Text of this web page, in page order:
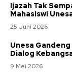
Ijazah Tak
Mahasiswi
25 Juni 2026
Unesa
Dialog
9 Mei 2026